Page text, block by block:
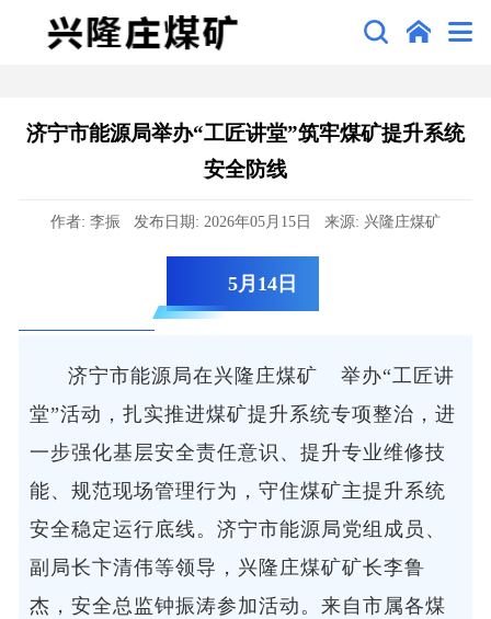
济宁市能源局举办“工匠讲堂”筑牢煤矿提升系统
安全防线
作者: 李振 发布日期: 2026年05月15日 来源: 兴隆庄煤矿
5月14日
济宁市能源局在兴隆庄煤矿
举办“工匠讲
堂”活动，扎实推进煤矿提升系统专项整治，进
一步强化基层安全责任意识、提升专业维修技
能、规范现场管理行为，守住煤矿主提升系统
安全稳定运行底线。济宁市能源局党组成员、
副局长卞清伟等领导，兴隆庄煤矿矿长李鲁
杰，安全总监钟振涛参加活动。来自市属各煤